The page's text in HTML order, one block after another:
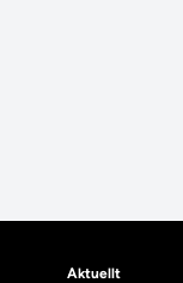
Aktuellt